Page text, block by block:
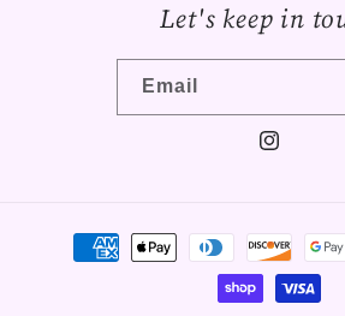
Let's keep in
Email
Instagram
Payment
methods